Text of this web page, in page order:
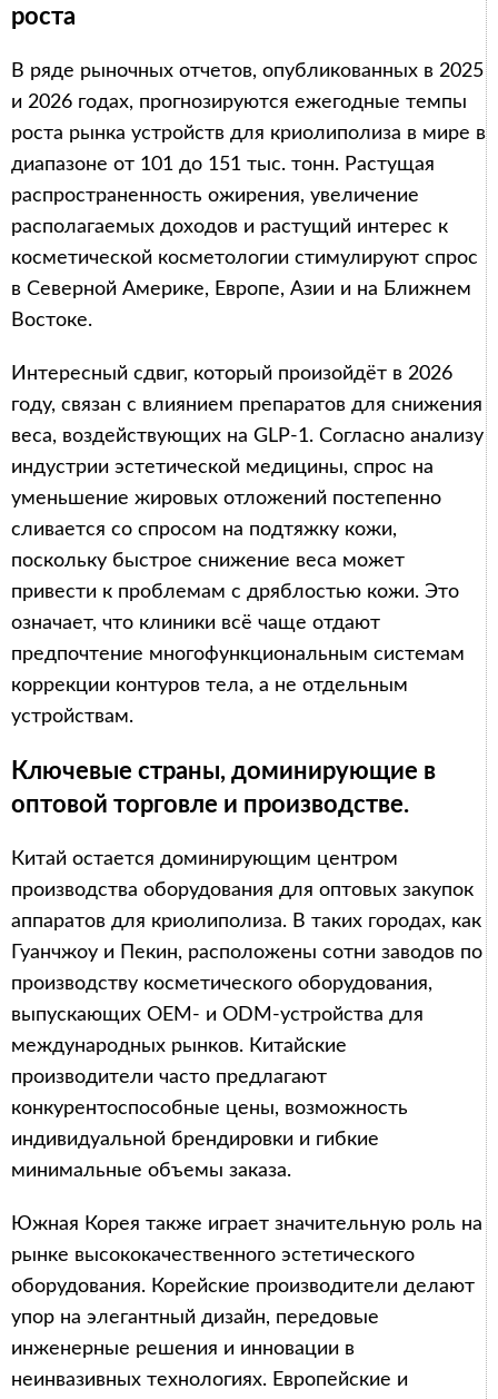
роста
В ряде рыночных отчетов, опубликованных в 2025
и 2026 годах, прогнозируются ежегодные темпы
роста рынка устройств для криолиполиза в мире в
диапазоне от 101 до 151 тыс. тонн. Растущая
распространенность ожирения, увеличение
располагаемых доходов и растущий интерес к
косметической косметологии стимулируют спрос
в Северной Америке, Европе, Азии и на Ближнем
Востоке.
Интересный сдвиг, который произойдёт в 2026
году, связан с влиянием препаратов для снижения
веса, воздействующих на GLP-1. Согласно анализу
индустрии эстетической медицины, спрос на
уменьшение жировых отложений постепенно
сливается со спросом на подтяжку кожи,
поскольку быстрое снижение веса может
привести к проблемам с дряблостью кожи. Это
означает, что клиники всё чаще отдают
предпочтение многофункциональным системам
коррекции контуров тела, а не отдельным
устройствам.
Ключевые страны, доминирующие в
оптовой торговле и производстве.
Китай остается доминирующим центром
производства оборудования для оптовых закупок
аппаратов для криолиполиза. В таких городах, как
Гуанчжоу и Пекин, расположены сотни заводов по
производству косметического оборудования,
выпускающих OEM- и ODM-устройства для
международных рынков. Китайские
производители часто предлагают
конкурентоспособные цены, возможность
индивидуальной брендировки и гибкие
минимальные объемы заказа.
Южная Корея также играет значительную роль на
рынке высококачественного эстетического
оборудования. Корейские производители делают
упор на элегантный дизайн, передовые
инженерные решения и инновации в
неинвазивных технологиях. Европейские и